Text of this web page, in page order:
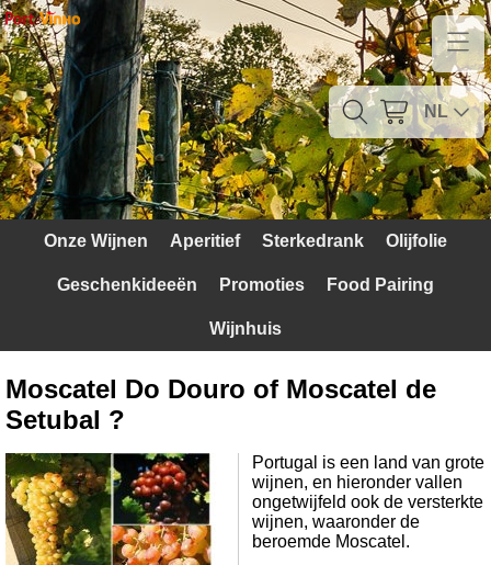
Home
Contact
Mijn account
Verzendkosten
Witte druiven
Rode Druiven
NL
Onze Wijnen Aperitief Sterkedrank Olijfolie
Geschenkideeën Promoties Food Pairing
Wijnhuis
Moscatel Do Douro of Moscatel de
Setubal ?
Portugal is een land van grote
wijnen, en hieronder vallen
ongetwijfeld ook de versterkte
wijnen, waaronder de
beroemde Moscatel.